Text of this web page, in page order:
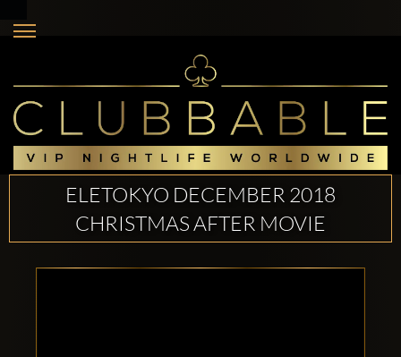
ELETOKYO DECEMBER 2018
CHRISTMAS AFTER MOVIE